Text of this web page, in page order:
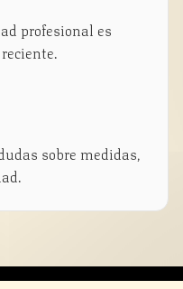
profesional es
sobre medidas,